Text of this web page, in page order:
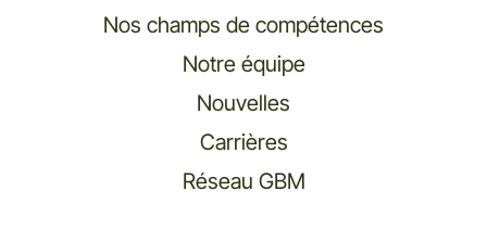
Nos champs de compétences
Notre équipe
Nouvelles
Carrières
Réseau GBM